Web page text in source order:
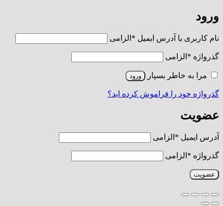
ورود
نام کاربری یا آدرس ایمیل * الزامی
گذرواژه * الزامی
مرا به خاطر بسپار ورود
گذرواژه خود را فراموش کرده اید؟
عضویت
آدرس ایمیل * الزامی
گذرواژه * الزامی
عضویت